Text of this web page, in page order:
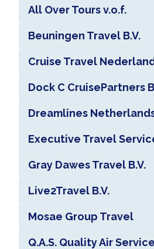
All Over Tours v.o.f.
Beuningen Travel B.V.
Cruise Travel Nederland
Dock C CruisePartners
Dreamlines Netherlands
Executive Travel
Gray Dawes Travel B.V.
Live2Travel B.V.
Mosae Group Travel
Q.A.S. Quality Air